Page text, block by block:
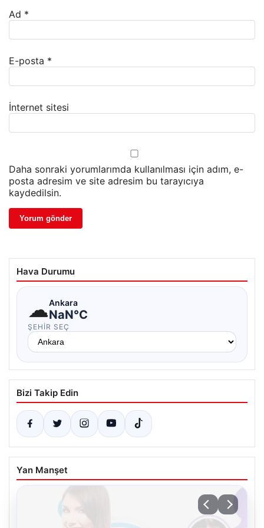
Ad *
E-posta *
İnternet sitesi
Daha sonraki yorumlarımda kullanılması için adım, e-
posta adresim ve site adresim bu tarayıcıya
kaydedilsin.
Hava Durumu
☁Ankara
NaN°C
ŞEHIR SEÇ
Bizi Takip Edin
Yan Manşet